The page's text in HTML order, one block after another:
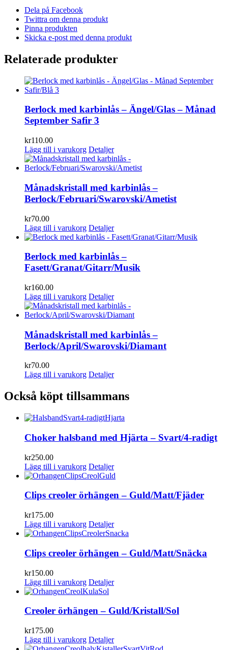
Dela på Facebook
Twittra om denna produkt
Pinna produkten
Skicka e-post med denna produkt
Relaterade produkter
Berlock med karbinlås – Ängel/Glas – Månad
September Safir 3
kr110.00
Lägg till i varukorg Detaljer
Månadskristall med karbinlås –
Berlock/Februari/Swarovski/Ametist
kr70.00
Lägg till i varukorg Detaljer
Berlock med karbinlås –
Fasett/Granat/Gitarr/Musik
kr160.00
Lägg till i varukorg Detaljer
Månadskristall med karbinlås –
Berlock/April/Swarovski/Diamant
kr70.00
Lägg till i varukorg Detaljer
Också köpt tillsammans
Choker halsband med Hjärta – Svart/4-radigt
kr250.00
Lägg till i varukorg Detaljer
Clips creoler örhängen – Guld/Matt/Fjäder
kr175.00
Lägg till i varukorg Detaljer
Clips creoler örhängen – Guld/Matt/Snäcka
kr150.00
Lägg till i varukorg Detaljer
Creoler örhängen – Guld/Kristall/Sol
kr175.00
Lägg till i varukorg Detaljer